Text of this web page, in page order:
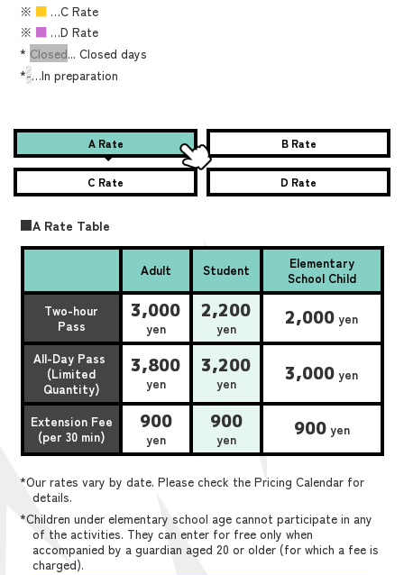
※ ■ …C Rate
※ ■ …D Rate
* Closed... Closed days
*-…In preparation
A Rate B Rate
C Rate D Rate
■A Rate Table
Adult Student
Elementary
School Child
Two-hour
Pass
3,000
yen
2,200
yen 2,000 yen
All-Day Pass
(Limited
Quantity)
3,800
yen
3,200
yen 3,000 yen
Extension Fee
(per 30 min)
900
yen
900
yen 900yen
*Our rates vary by date. Please check the Pricing Calendar for
details.
*Children under elementary school age cannot participate in any
of the activities. They can enter for free only when
accompanied by a guardian aged 20 or older (for which a fee is
charged).